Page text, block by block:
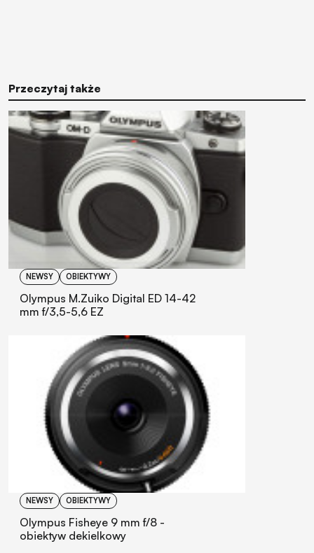
Przeczytaj także
NEWSY OBIEKTYWY
Olympus M.Zuiko Digital ED 14-42
mm f/3,5-5,6 EZ
NEWSY OBIEKTYWY
Olympus Fisheye 9 mm f/8 -
obiektyw dekielkowy